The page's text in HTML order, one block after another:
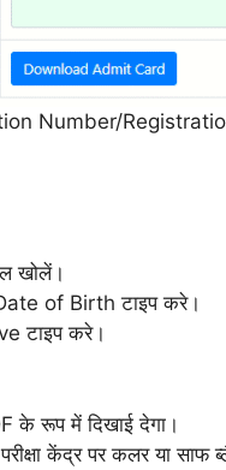
Number/
खोलें।
of Birth टाइप करे।
टाइप करे।
रूप में दिखाई देगा।
केंद्र पर कलर या साफ